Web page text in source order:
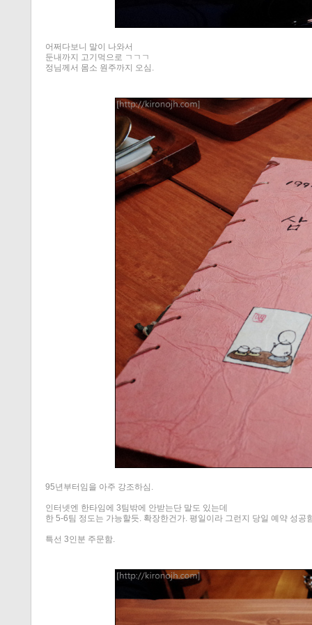
어쩌다보니 말이 나와서
둔내까지 고기먹으로 ㄱㄱㄱ
정님께서 몸소 원주까지 오심.
95년부터임을 아주 강조하심.
인터넷엔 한타임에 3팀밖에 안받는단 말도 있는데
한 5-6팀 정도는 가능할듯. 확장한건가. 평일이라 그런지 당일 예약 성공
특선 3인분 주문함.